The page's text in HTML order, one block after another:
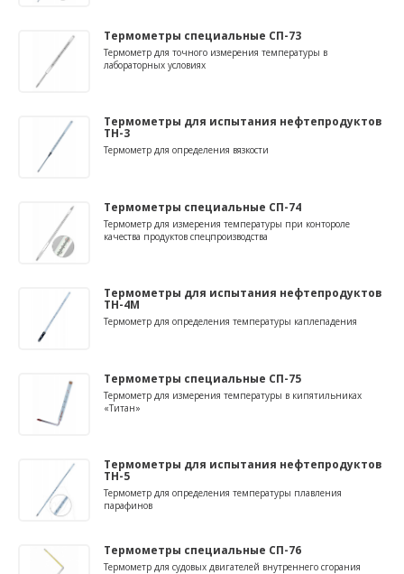
Термометры специальные СП-73
Термометр для точного измерения температуры в
лабораторных условиях
Термометры для испытания нефтепродуктов
ТН-3
Термометр для определения вязкости
Термометры специальные СП-74
Термометр для измерения температуры при контороле
качества продуктов спецпроизводства
Термометры для испытания нефтепродуктов
ТН-4М
Термометр для определения температуры каплепадения
Термометры специальные СП-75
Термометр для измерения температуры в кипятильниках
«Титан»
Термометры для испытания нефтепродуктов
ТН-5
Термометр для определения температуры плавления
парафинов
Термометры специальные СП-76
Термометр для судовых двигателей внутреннего сгорания